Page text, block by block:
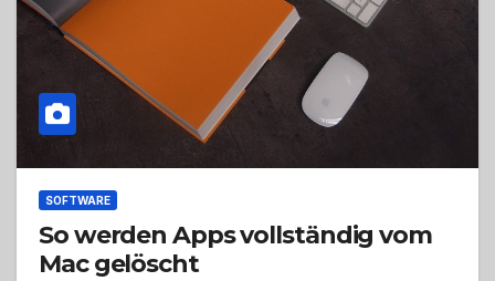
SOFTWARE
So werden Apps vollständig vom
Mac gelöscht